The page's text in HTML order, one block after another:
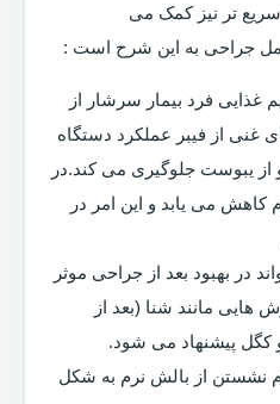
سریع تر نیز کمک می
عمل جراحی به این شرح است :
غذایی فرد بیمار سرشار از
غنی از فیبر عملکرد دستگاه
از یبوست جلوگیری می کند.در
کاهش می یابد و این امر در
بهبود بعد از جراحی موثر
هایی مانند شنا (بعد از
کگل پیشنهاد می شود.
نشستن از بالش نرم به شکل